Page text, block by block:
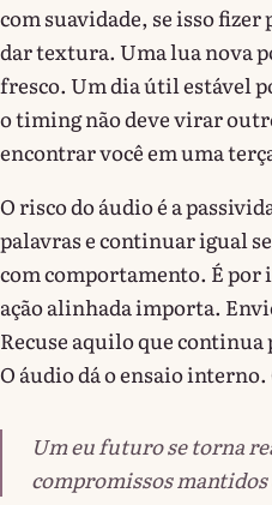
com suavidade, se isso fizer
dar textura. Uma lua nova
fresco. Um dia útil estável
o timing não deve virar
encontrar você em uma
O risco do áudio é a
palavras e continuar igual
com comportamento. É por
ação alinhada importa.
Recuse aquilo que
O áudio dá o ensaio interno.
Um eu futuro se torna
compromissos mantidos